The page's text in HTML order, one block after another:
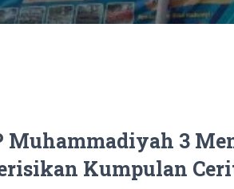
Muhammadiyah 3
Kumpulan